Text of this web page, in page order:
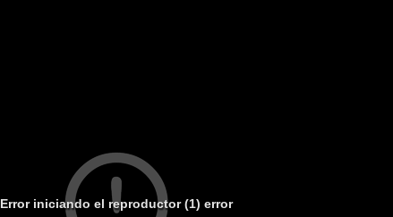
Error iniciando el reproductor (1) error